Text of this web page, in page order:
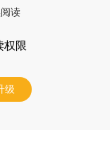
读
权限
级